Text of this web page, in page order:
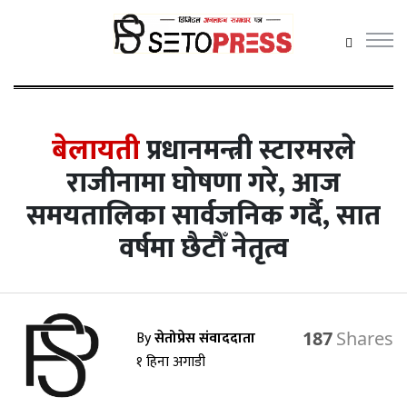
सेतोप्रेस
समाचार
अर्थ/वाणिज्य
कला / मनोरञ्जन
बेलायतीप्रधानमन्त्री स्टारमरले
राजीनामा घोषणा गरे, आज
समयतालिका सार्वजनिक गर्दै, सात
वर्षमा छैटौँ नेतृत्व
Byसेतोप्रेस संवाददाता
१ हिना अगाडी
187